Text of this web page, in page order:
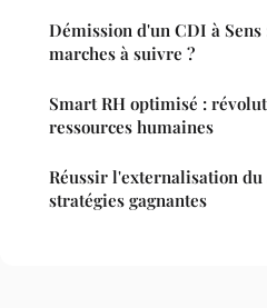
Démission d'un CDI à
marches à suivre ?
Smart RH optimisé :
ressources humaines
Réussir l'externalisation
stratégies gagnantes